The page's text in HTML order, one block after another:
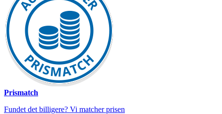
Prismatch
Fundet det billigere? Vi matcher prisen